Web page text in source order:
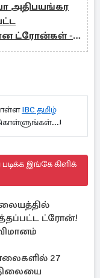
அதிபயங்கர
ட்ரோன்கள் -
IBC தமிழ்
இங்கே கிளிக்
ட்ரோன்!
27